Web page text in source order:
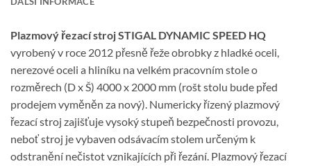
Plazmový řezací stroj STIGAL DYNAMIC SPEED HQ
vyrobený v roce 2012 přesně řeže obrobky z hladké oceli,
nerezové oceli a hliníku na velkém pracovním stole o
rozměrech (D x Š) 4000 x 2000 mm (rošt stolu bude před
prodejem vyměněn za nový). Numericky řízený plazmový
řezací stroj zajišťuje vysoký stupeň bezpečnosti provozu,
neboť stroj je vybaven odsávacím stolem určeným k
odstranění nečistot vznikajících při řezání. Plazmový řezací